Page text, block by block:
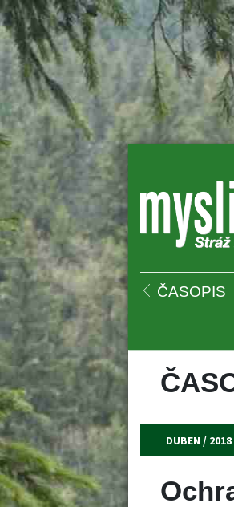
ČASOPIS
DUBEN / 2018